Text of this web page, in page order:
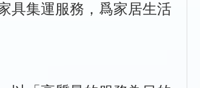
具集運服務，爲家居生活